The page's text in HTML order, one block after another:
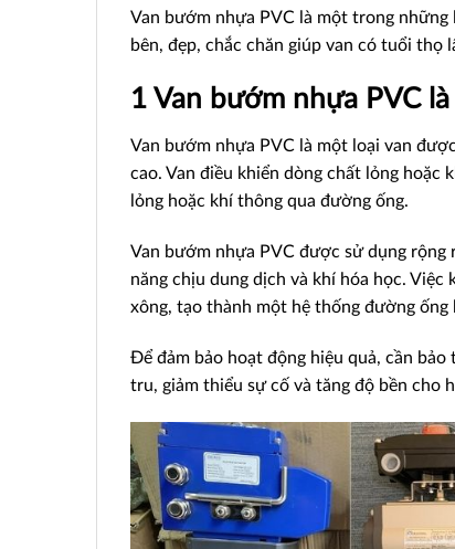
Van bướm nhựa PVC là một trong
bên, đẹp, chắc chăn giúp van có tuổi thọ
1 Van bướm nhựa PVC là
Van bướm nhựa PVC là một loại van
cao. Van điều khiển dòng chất lỏng hoặc
lỏng hoặc khí thông qua đường ống.
Van bướm nhựa PVC được sử dụng
năng chịu dung dịch và khí hóa học.
xông, tạo thành một hệ thống đường ống
Để đảm bảo hoạt động hiệu quả, cần
tru, giảm thiểu sự cố và tăng độ bền cho